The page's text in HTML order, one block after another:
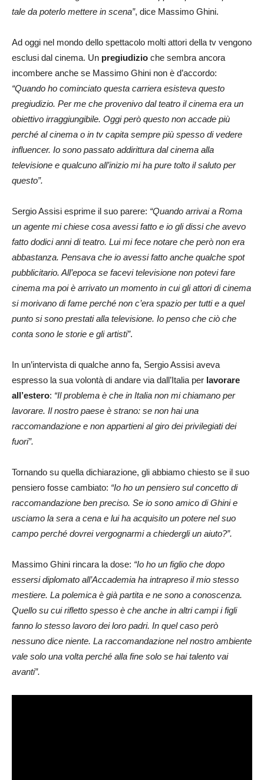
tale da poterlo mettere in scena”, dice Massimo Ghini.
Ad oggi nel mondo dello spettacolo molti attori della tv vengono
esclusi dal cinema. Un pregiudizio che sembra ancora
incombere anche se Massimo Ghini non è d’accordo:
“Quando ho cominciato questa carriera esisteva questo
pregiudizio. Per me che provenivo dal teatro il cinema era un
obiettivo irraggiungibile. Oggi però questo non accade più
perché al cinema o in tv capita sempre più spesso di vedere
influencer. Io sono passato addirittura dal cinema alla
televisione e qualcuno all’inizio mi ha pure tolto il saluto per
questo”.
Sergio Assisi esprime il suo parere: “Quando arrivai a Roma
un agente mi chiese cosa avessi fatto e io gli dissi che avevo
fatto dodici anni di teatro. Lui mi fece notare che però non era
abbastanza. Pensava che io avessi fatto anche qualche spot
pubblicitario. All’epoca se facevi televisione non potevi fare
cinema ma poi è arrivato un momento in cui gli attori di cinema
si morivano di fame perché non c’era spazio per tutti e a quel
punto si sono prestati alla televisione. Io penso che ciò che
conta sono le storie e gli artisti”.
In un’intervista di qualche anno fa, Sergio Assisi aveva
espresso la sua volontà di andare via dall’Italia per lavorare
all’estero: “Il problema è che in Italia non mi chiamano per
lavorare. Il nostro paese è strano: se non hai una
raccomandazione e non appartieni al giro dei privilegiati dei
fuori”.
Tornando su quella dichiarazione, gli abbiamo chiesto se il suo
pensiero fosse cambiato: “Io ho un pensiero sul concetto di
raccomandazione ben preciso. Se io sono amico di Ghini e
usciamo la sera a cena e lui ha acquisito un potere nel suo
campo perché dovrei vergognarmi a chiedergli un aiuto?”.
Massimo Ghini rincara la dose: “Io ho un figlio che dopo
essersi diplomato all’Accademia ha intrapreso il mio stesso
mestiere. La polemica è già partita e ne sono a conoscenza.
Quello su cui rifletto spesso è che anche in altri campi i figli
fanno lo stesso lavoro dei loro padri. In quel caso però
nessuno dice niente. La raccomandazione nel nostro ambiente
vale solo una volta perché alla fine solo se hai talento vai
avanti”.